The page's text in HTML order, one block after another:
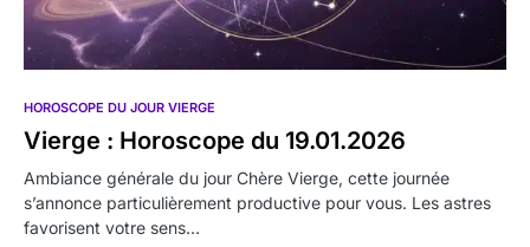
HOROSCOPE DU JOUR VIERGE
Vierge : Horoscope du 19.01.2026
Ambiance générale du jour Chère Vierge, cette journée
s’annonce particulièrement productive pour vous. Les astres
favorisent votre sens…